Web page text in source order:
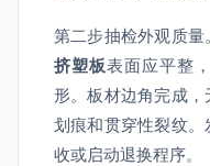
第二步抽检外观质量
挤塑板表面应平整
形。板材边角完成
划痕和贯穿性裂纹
收或启动退换程序。